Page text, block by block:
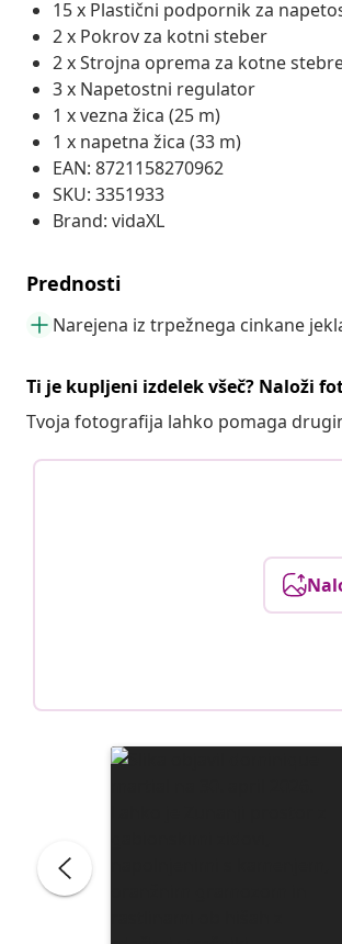
15 x Plastični podpornik za
2 x Pokrov za kotni steber
2 x Strojna oprema za kotne
3 x Napetostni regulator
1 x vezna žica (25 m)
1 x napetna žica (33 m)
EAN: 8721158270962
SKU: 3351933
Brand: vidaXL
Prednosti
Narejena iz trpežnega cinkane
Ti je kupljeni izdelek všeč? Naloži
Tvoja fotografija lahko pomaga